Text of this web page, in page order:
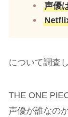
声優
について調査
THE ONE
声優が誰なの